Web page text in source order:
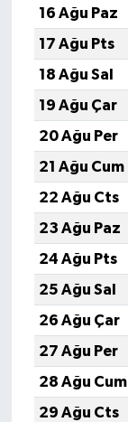
16 Ağu Paz
17 Ağu Pts
18 Ağu Sal
19 Ağu Çar
20 Ağu Per
21 Ağu Cum
22 Ağu Cts
23 Ağu Paz
24 Ağu Pts
25 Ağu Sal
26 Ağu Çar
27 Ağu Per
28 Ağu Cum
29 Ağu Cts